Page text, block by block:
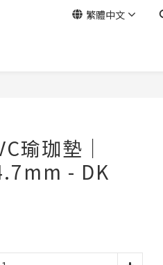
繁體中文
瑜珈墊｜
- DK